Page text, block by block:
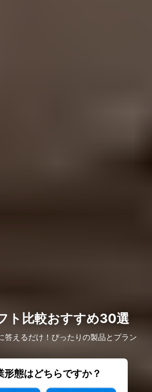
ト比較おすすめ30選
答えるだけ！ぴったりの製品とプラン
形態はどちらですか？